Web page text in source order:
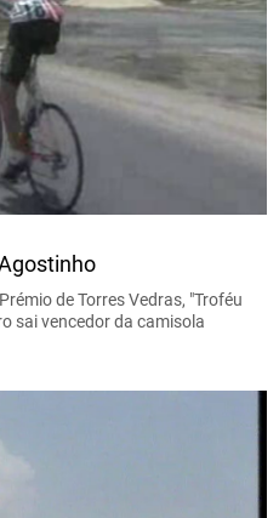
de Torres Vedras, "Troféu
sai vencedor da camisola